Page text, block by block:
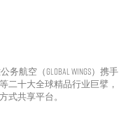
务航空（GLOBAL WINGS）携手
二十大全球精品行业巨擘，
式共享平台。